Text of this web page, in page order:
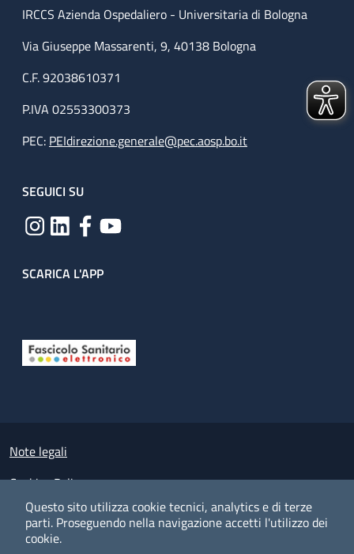
Questo sito utilizza cookie tecnici, analytics e di terze
parti. Proseguendo nella navigazione accetti l'utilizzo dei
cookie.
IRCCS Azienda Ospedaliero - Universitaria di Bologna
Via Giuseppe Massarenti, 9, 40138 Bologna
C.F. 92038610371
P.IVA 02553300373
PEC: PEIdirezione.generale@pec.aosp.bo.it
SEGUICI SU
SCARICA L'APP
Small prints
Note legali
Cookies Policy
Policy privacy e protezione del dato personale
Albo pretorio on-line